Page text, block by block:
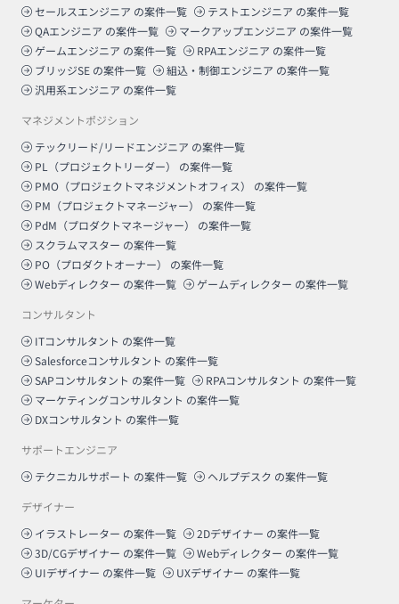
セールスエンジニア の案件一覧 テストエンジニア の案件一覧
QAエンジニア の案件一覧 マークアップエンジニア の案件一覧
ゲームエンジニア の案件一覧 RPAエンジニア の案件一覧
ブリッジSE の案件一覧 組込・制御エンジニア の案件一覧
汎用系エンジニア の案件一覧
マネジメントポジション
テックリード/リードエンジニア の案件一覧
PL（プロジェクトリーダー）
の案件一覧
PMO（プロジェクトマネジメントオフィス）
の案件一覧
PM（プロジェクトマネージャー）
の案件一覧
PdM（プロダクトマネージャー）
の案件一覧
スクラムマスター の案件一覧
PO（プロダクトオーナー）
の案件一覧
Webディレクター の案件一覧 ゲームディレクター の案件一覧
コンサルタント
ITコンサルタント の案件一覧
Salesforceコンサルタント の案件一覧
SAPコンサルタント の案件一覧 RPAコンサルタント の案件一覧
マーケティングコンサルタント の案件一覧
DXコンサルタント の案件一覧
サポートエンジニア
テクニカルサポート の案件一覧 ヘルプデスク の案件一覧
デザイナー
イラストレーター の案件一覧 2Dデザイナー の案件一覧
3D/CGデザイナー の案件一覧 Webディレクター の案件一覧
UIデザイナー の案件一覧 UXデザイナー の案件一覧